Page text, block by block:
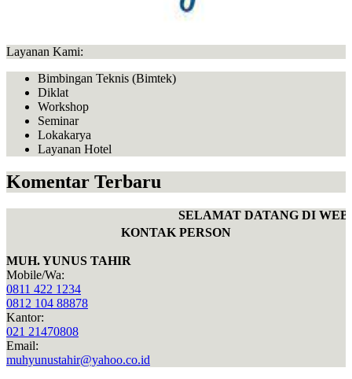
Layanan Kami:
Bimbingan Teknis (Bimtek)
Diklat
Workshop
Seminar
Lokakarya
Layanan Hotel
Komentar Terbaru
SELAMAT DATANG DI
KONTAK PERSON
MUH. YUNUS TAHIR
Mobile/Wa:
0811 422 1234
0812 104 88878
Kantor:
021 21470808
Email:
muhyunustahir@yahoo.co.id